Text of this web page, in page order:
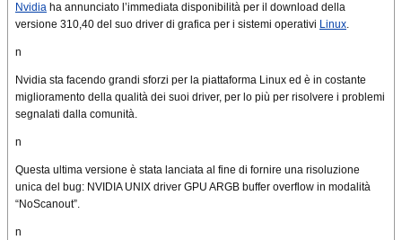
Nvidia ha annunciato l’immediata disponibilità per il download della
versione 310,40 del suo driver di grafica per i sistemi operativi Linux.
n
Nvidia sta facendo grandi sforzi per la piattaforma Linux ed è in costante
miglioramento della qualità dei suoi driver, per lo più per risolvere i problemi
segnalati dalla comunità.
n
Questa ultima versione è stata lanciata al fine di fornire una risoluzione
unica del bug: NVIDIA UNIX driver GPU ARGB buffer overflow in modalità
“NoScanout”.
n